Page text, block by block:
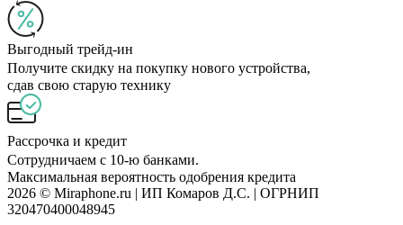
Выгодный трейд-ин
Получите скидку на покупку нового устройства,
сдав свою старую технику
Рассрочка и кредит
Сотрудничаем с 10-ю банками.
Максимальная вероятность одобрения кредита
2026 © Miraphone.ru | ИП Комаров Д.С. | ОГРНИП
320470400048945